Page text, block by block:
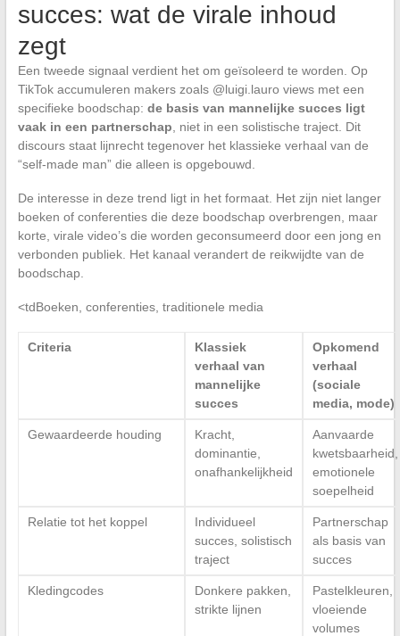
succes: wat de virale inhoud
zegt
Een tweede signaal verdient het om geïsoleerd te worden. Op
TikTok accumuleren makers zoals @luigi.lauro views met een
specifieke boodschap: de basis van mannelijke succes ligt
vaak in een partnerschap , niet in een solistische traject. Dit
discours staat lijnrecht tegenover het klassieke verhaal van de
“self-made man” die alleen is opgebouwd.
De interesse in deze trend ligt in het formaat. Het zijn niet langer
boeken of conferenties die deze boodschap overbrengen, maar
korte, virale video’s die worden geconsumeerd door een jong en
verbonden publiek. Het kanaal verandert de reikwijdte van de
boodschap.
<tdBoeken, conferenties, traditionele media
Criteria
Klassiek
verhaal van
mannelijke
succes
Opkomend
verhaal
(sociale
media, mode)
Gewaardeerde houding
Kracht,
dominantie,
onafhankelijkheid
Aanvaarde
kwetsbaarheid,
emotionele
soepelheid
Relatie tot het koppel
Individueel
succes, solistisch
traject
Partnerschap
als basis van
succes
Kledingcodes
Donkere pakken,
strikte lijnen
Pastelkleuren,
vloeiende
volumes